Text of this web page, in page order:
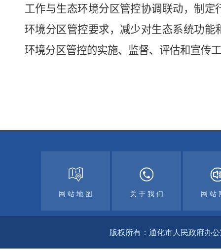
工作与生态环境分区管控协调联动，制
环境分区管控要求，减少对生态系统功
环境分区管控的实施、监督、评估和宣传